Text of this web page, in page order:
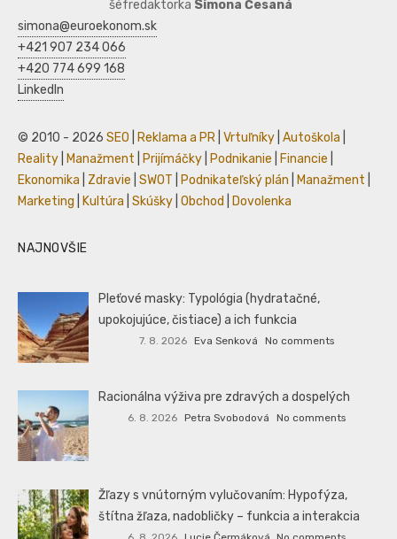
šéfredaktorka Simona Česaná
simona@euroekonom.sk
+421 907 234 066
+420 774 699 168
LinkedIn
© 2010 - 2026 SEO Reklama a PR Vrtuľníky Autoškola
Reality
Manažment Prijímáčky Podnikanie Financie
Ekonomika
Zdravie SWOT Podnikateľský plán Manažment
Marketing
Kultúra Skúšky Obchod Dovolenka
NAJNOVŠIE
Pleťové masky: Typológia (hydratačné,
upokojujúce, čistiace) a ich funkcia
7. 8. 2026 Eva Senková No comments
Racionálna výživa pre zdravých a dospelých
6. 8. 2026 Petra Svobodová No comments
Žľazy s vnútorným vylučovaním: Hypofýza,
štítna žľaza, nadobličky – funkcia a interakcia